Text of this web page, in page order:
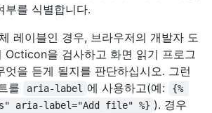
부를 식별합니다.
레이블인 경우, 브라우저의 개발자 도
Octicon을 검사하고 화면 읽기 프로그
엇을 듣게 될지를 판단하십시오. 그런
를
aria-label 에 사용하고(예:
{%
aria-label="Add file" %} ). 경우